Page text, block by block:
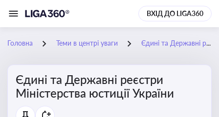
ВХІД ДО LIGA360
Головна Теми в центрі уваги Єдині та Державні реєстри Міністерства юстиції України
Єдині та Державні реєстри
Міністерства юстиції України